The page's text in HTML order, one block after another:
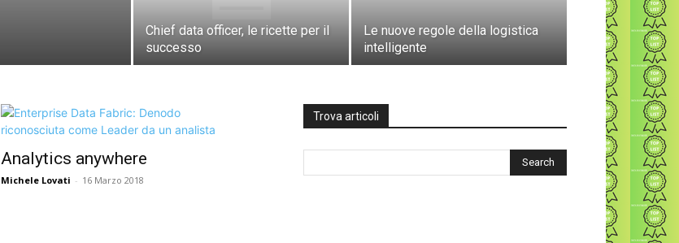
Chief data officer, le ricette per il
successo
Le nuove regole della logistica
intelligente
Analytics anywhere
Michele Lovati - 16 Marzo 2018
Trova articoli